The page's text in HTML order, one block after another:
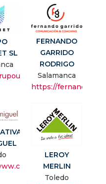
SL
FERNANDO
GARRIDO
RODRIGO
Salamanca
https://
LEROY
MERLIN
Toledo